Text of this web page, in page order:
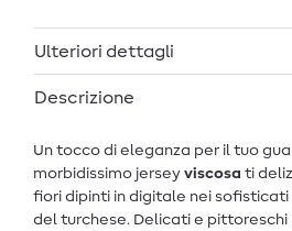
Ulteriori dettagli
Descrizione
Un tocco di eleganza per il tuo
morbidissimo jersey viscosa ti
fiori dipinti in digitale nei
del turchese. Delicati e